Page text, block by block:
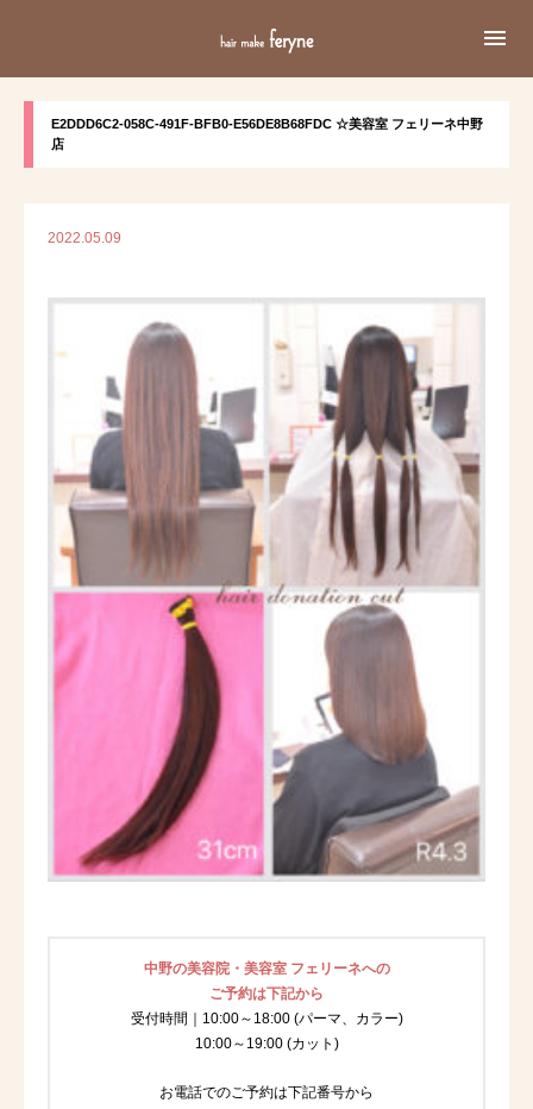

E2DDD6C2-058C-491F-BFB0-E56DE8B68FDC ☆美容室 フェリーネ中野
店
2022.05.09
中野の美容院・美容室 フェリーネへの
ご予約は下記から
受付時間｜10:00～18:00 (パーマ、カラー)
10:00～19:00 (カット)
お電話でのご予約は下記番号から